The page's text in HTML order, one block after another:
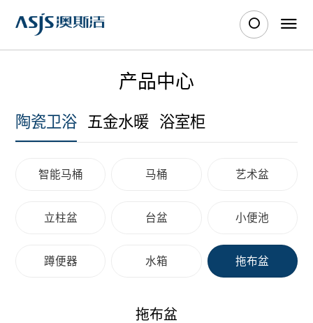
产品中心
陶瓷卫浴 五金水暖 浴室柜
智能马桶 马桶 艺术盆
立柱盆 台盆 小便池
蹲便器 水箱 拖布盆
拖布盆